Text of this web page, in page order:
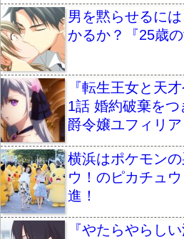
男を黙らせるに
かるか？『25歳
『転生王女と天
1話 婚約破棄を
爵令嬢ユフィリア
横浜はポケモン
ウ！のピカチュ
進！
『やたらやらし